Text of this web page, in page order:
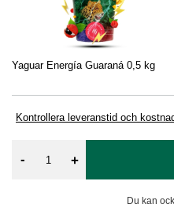
Yaguar Energía Guaraná 0,5 kg
Kontrollera leveranstid och
- +
Du kan